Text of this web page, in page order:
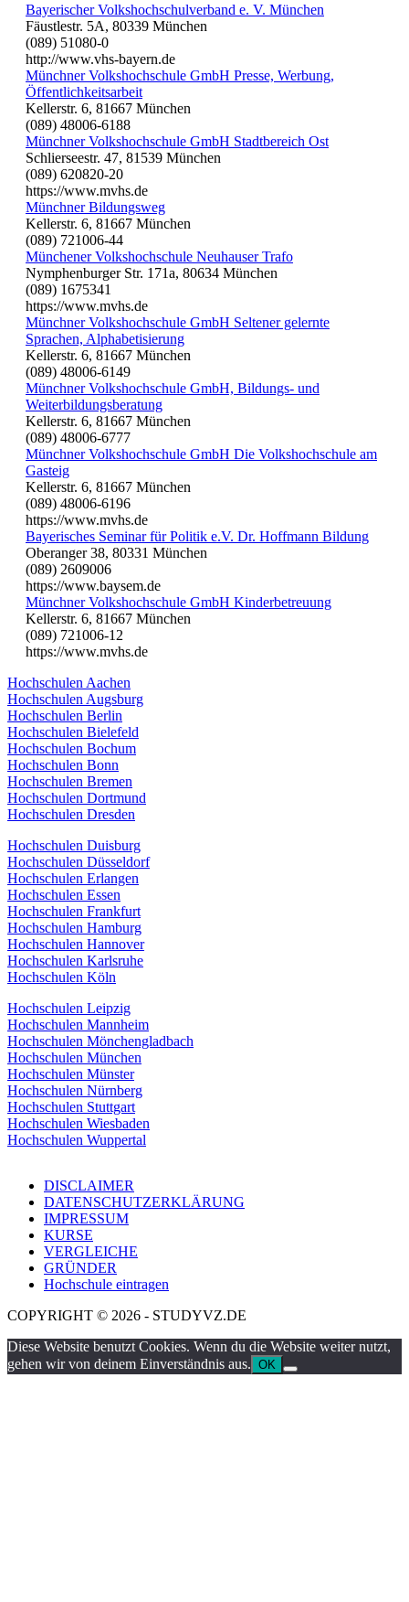
Bayerischer Volkshochschulverband e. V. München
Fäustlestr. 5A, 80339 München
(089) 51080-0
http://www.vhs-bayern.de
Münchner Volkshochschule GmbH Presse, Werbung,
Öffentlichkeitsarbeit
Kellerstr. 6, 81667 München
(089) 48006-6188
Münchner Volkshochschule GmbH Stadtbereich Ost
Schlierseestr. 47, 81539 München
(089) 620820-20
https://www.mvhs.de
Münchner Bildungsweg
Kellerstr. 6, 81667 München
(089) 721006-44
Münchener Volkshochschule Neuhauser Trafo
Nymphenburger Str. 171a, 80634 München
(089) 1675341
https://www.mvhs.de
Münchner Volkshochschule GmbH Seltener gelernte
Sprachen, Alphabetisierung
Kellerstr. 6, 81667 München
(089) 48006-6149
Münchner Volkshochschule GmbH, Bildungs- und
Weiterbildungsberatung
Kellerstr. 6, 81667 München
(089) 48006-6777
Münchner Volkshochschule GmbH Die Volkshochschule am
Gasteig
Kellerstr. 6, 81667 München
(089) 48006-6196
https://www.mvhs.de
Bayerisches Seminar für Politik e.V. Dr. Hoffmann Bildung
Oberanger 38, 80331 München
(089) 2609006
https://www.baysem.de
Münchner Volkshochschule GmbH Kinderbetreuung
Kellerstr. 6, 81667 München
(089) 721006-12
https://www.mvhs.de
Hochschulen Aachen
Hochschulen Augsburg
Hochschulen Berlin
Hochschulen Bielefeld
Hochschulen Bochum
Hochschulen Bonn
Hochschulen Bremen
Hochschulen Dortmund
Hochschulen Dresden
Hochschulen Duisburg
Hochschulen Düsseldorf
Hochschulen Erlangen
Hochschulen Essen
Hochschulen Frankfurt
Hochschulen Hamburg
Hochschulen Hannover
Hochschulen Karlsruhe
Hochschulen Köln
Hochschulen Leipzig
Hochschulen Mannheim
Hochschulen Mönchengladbach
Hochschulen München
Hochschulen Münster
Hochschulen Nürnberg
Hochschulen Stuttgart
Hochschulen Wiesbaden
Hochschulen Wuppertal
DISCLAIMER
DATENSCHUTZERKLÄRUNG
IMPRESSUM
KURSE
VERGLEICHE
GRÜNDER
Hochschule eintragen
COPYRIGHT © 2026 - STUDYVZ.DE
Diese Website benutzt Cookies. Wenn du die Website weiter nutzt,
gehen wir von deinem Einverständnis aus. OK